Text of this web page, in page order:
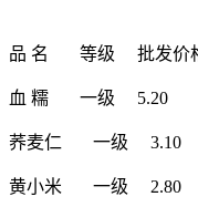
品 名 等级 批发价格
血 糯 一级 5.20
荞麦仁 一级 3.10
黄小米 一级 2.80